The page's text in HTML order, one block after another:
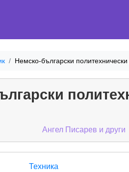
Немско-български
Ангел Писарев и други
Техника